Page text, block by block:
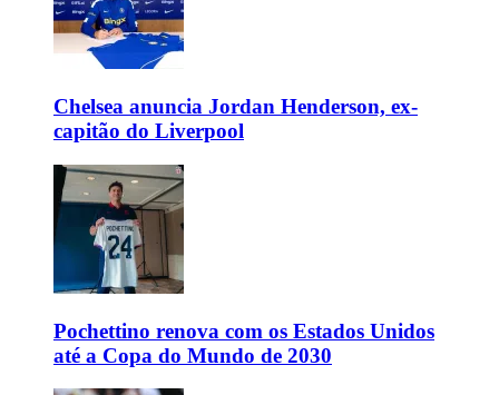
Chelsea anuncia Jordan Henderson, ex-
capitão do Liverpool
Pochettino renova com os Estados Unidos
até a Copa do Mundo de 2030